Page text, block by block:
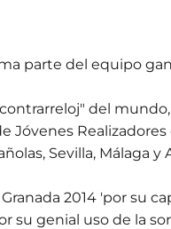
parte del equipo
del
Jóvenes Realizadores
Sevilla, Málaga y
2014 'por su
su genial uso de la